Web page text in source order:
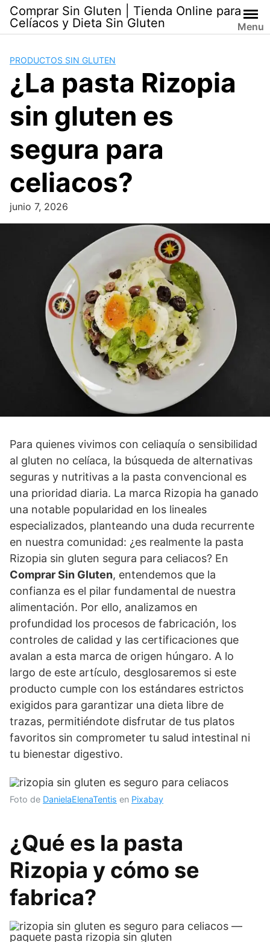
Skip
content
Comprar Sin Gluten | Tienda Online para
Celíacos y Dieta Sin Gluten
Menu
PRODUCTOS SIN GLUTEN
¿La pasta Rizopia
sin gluten es
segura para
celiacos?
junio 7, 2026
Para quienes vivimos con celiaquía o sensibilidad
al gluten no celíaca, la búsqueda de alternativas
seguras y nutritivas a la pasta convencional es
una prioridad diaria. La marca Rizopia ha ganado
una notable popularidad en los lineales
especializados, planteando una duda recurrente
en nuestra comunidad: ¿es realmente la pasta
Rizopia sin gluten segura para celiacos? En
Comprar Sin Gluten, entendemos que la
confianza es el pilar fundamental de nuestra
alimentación. Por ello, analizamos en
profundidad los procesos de fabricación, los
controles de calidad y las certificaciones que
avalan a esta marca de origen húngaro. A lo
largo de este artículo, desglosaremos si este
producto cumple con los estándares estrictos
exigidos para garantizar una dieta libre de
trazas, permitiéndote disfrutar de tus platos
favoritos sin comprometer tu salud intestinal ni
tu bienestar digestivo.
Foto de DanielaElenaTentis en Pixabay
¿Qué es la pasta
Rizopia y cómo se
fabrica?